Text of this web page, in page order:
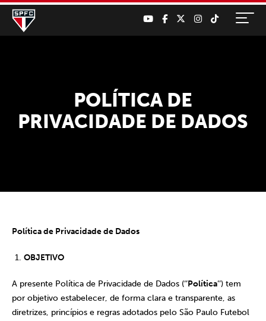
POLÍTICA DE
PRIVACIDADE DE DADOS
Política de Privacidade de Dados
OBJETIVO
A presente Política de Privacidade de Dados (‘’Política’’) tem
por objetivo estabelecer, de forma clara e transparente, as
diretrizes, princípios e regras adotados pelo São Paulo Futebol